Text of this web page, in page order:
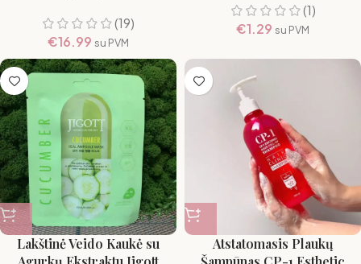
(19)
€16.99 su PVM
(1)
€1.29 su PVM
Lakštinė Veido Kaukė su
Atstatomasis Plaukų